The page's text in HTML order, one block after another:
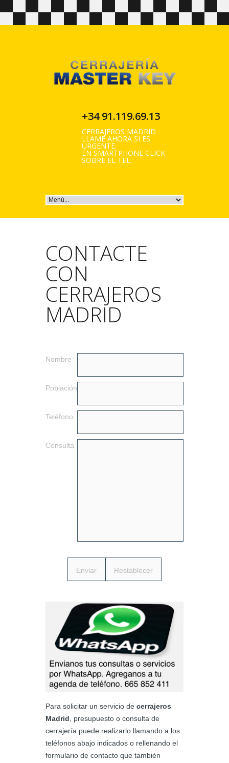
+34 91.119.69.13
CERRAJEROS MADRID
LLAME AHORA SI ES
URGENTE.
EN SMARTPHONE CLICK
SOBRE EL TEL.
CONTACTE
CON
CERRAJEROS
MADRID
Nombre
Población
Teléfono
Consulta
Para solicitar un servicio de cerrajeros
Madrid , presupuesto o consulta de
cerrajería puede realizarlo llamando a los
teléfonos abajo indicados o rellenando el
formulario de contacto que también